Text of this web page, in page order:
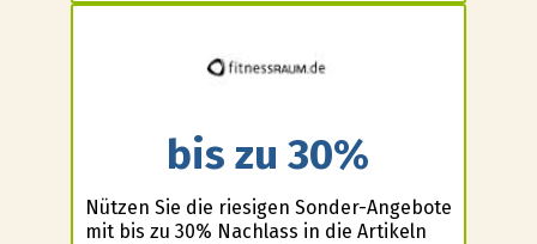
bis zu 30%
Nützen Sie die riesigen Sonder-Angebote
mit bis zu 30% Nachlass in die Artikeln